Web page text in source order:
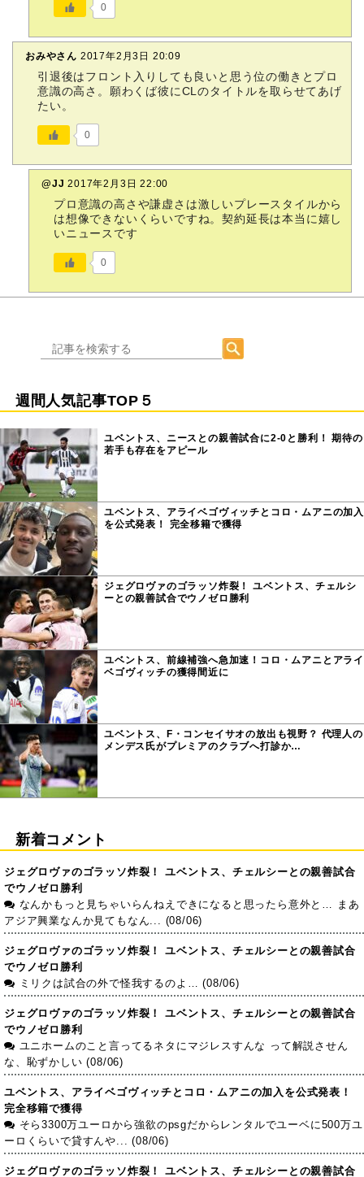
0
おみやさん 2017年2月3日 20:09
引退後はフロント入りしても良いと思う位の働きとプロ
意識の高さ。願わくば彼にCLのタイトルを取らせてあげ
たい。
0
@JJ 2017年2月3日 22:00
プロ意識の高さや謙虚さは激しいプレースタイルから
は想像できないくらいですね。契約延長は本当に嬉し
いニュースです
0
週間人気記事TOP５
ユベントス、ニースとの親善試合に2-0と勝利！ 期待の
若手も存在をアピール
ユベントス、アライベゴヴィッチとコロ・ムアニの加入
を公式発表！ 完全移籍で獲得
ジェグロヴァのゴラッソ炸裂！ ユベントス、チェルシ
ーとの親善試合でウノゼロ勝利
ユベントス、前線補強へ急加速！コロ・ムアニとアライ
ベゴヴィッチの獲得間近に
ユベントス、F・コンセイサオの放出も視野？ 代理人の
メンデス氏がプレミアのクラブへ打診か…
新着コメント
ジェグロヴァのゴラッソ炸裂！ ユベントス、チェルシーとの親善試合
でウノゼロ勝利
なんかもっと見ちゃいらんねえできになると思ったら意外と… まあ
アジア興業なんか見てもなん... (08/06)
ジェグロヴァのゴラッソ炸裂！ ユベントス、チェルシーとの親善試合
でウノゼロ勝利
ミリクは試合の外で怪我するのよ… (08/06)
ジェグロヴァのゴラッソ炸裂！ ユベントス、チェルシーとの親善試合
でウノゼロ勝利
ユニホームのこと言ってるネタにマジレスすんな って解説させん
な、恥ずかしい (08/06)
ユベントス、アライベゴヴィッチとコロ・ムアニの加入を公式発表！
完全移籍で獲得
そら3300万ユーロから強欲のpsgだからレンタルでユーベに500万ユ
ーロくらいで貸すんや... (08/06)
ジェグロヴァのゴラッソ炸裂！ ユベントス、チェルシーとの親善試合